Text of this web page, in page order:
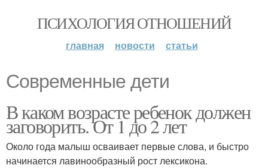
ПСИХОЛОГИЯ ОТНОШЕНИЙ
главная новости статьи
Современные дети
В каком возрасте ребенок должен
заговорить. От 1 до 2 лет
Около года малыш осваивает первые слова, и быстро
начинается лавинообразный рост лексикона.